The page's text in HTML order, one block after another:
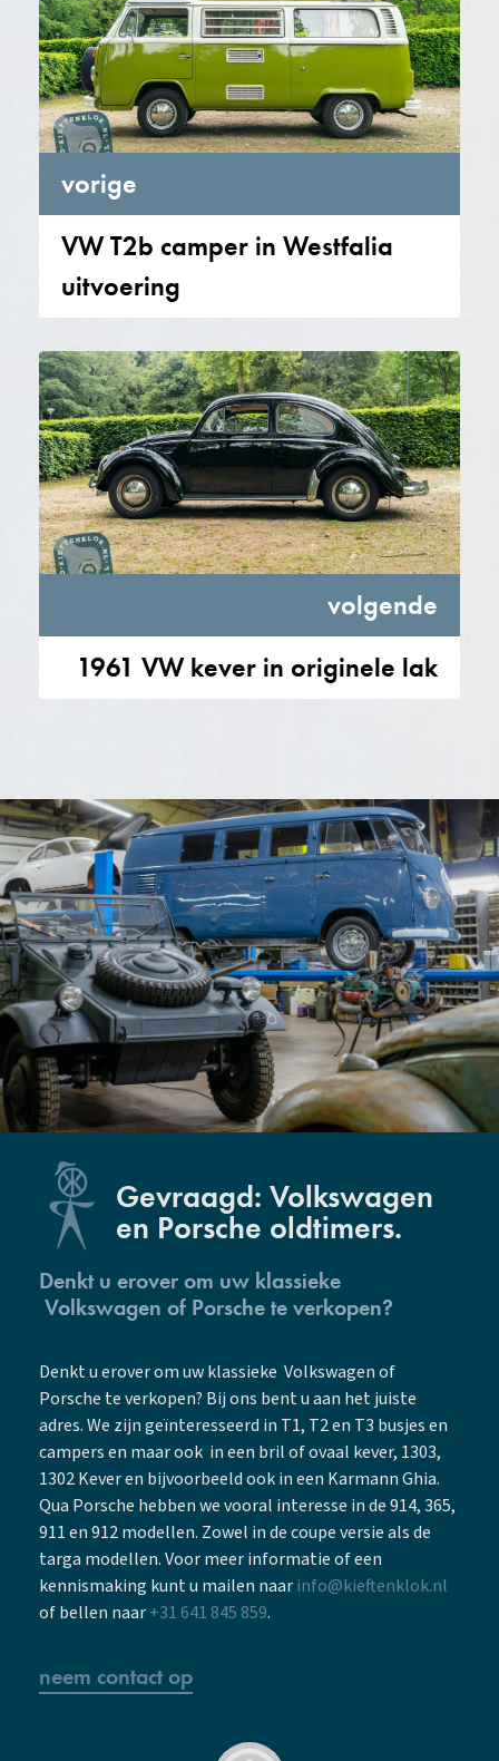
vorige
VW T2b camper in Westfalia
uitvoering
volgende
1961 VW kever in originele lak
Gevraagd: Volkswagen
en Porsche oldtimers.
Denkt u erover om uw klassieke
Volkswagen of Porsche te verkopen?
Denkt u erover om uw klassieke Volkswagen of
Porsche te verkopen? Bij ons bent u aan het juiste
adres. We zijn geïnteresseerd in T1, T2 en T3 busjes en
campers en maar ook in een bril of ovaal kever, 1303,
1302 Kever en bijvoorbeeld ook in een Karmann Ghia.
Qua Porsche hebben we vooral interesse in de 914, 365,
911 en 912 modellen. Zowel in de coupe versie als de
targa modellen. Voor meer informatie of een
kennismaking kunt u mailen naarinfo@kieftenklok.nl
of bellen naar+31 641 845 859.
neem contact op